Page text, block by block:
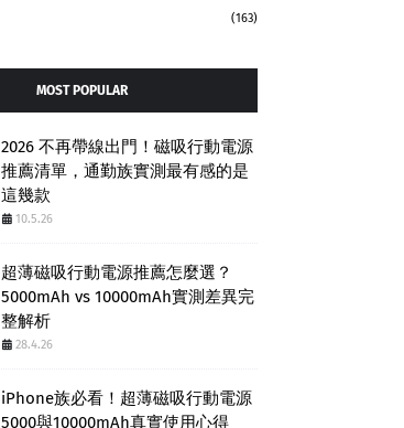
(163)
MOST POPULAR
2026 不再帶線出門！磁吸行動電源
推薦清單，通勤族實測最有感的是
這幾款
10.5.26
超薄磁吸行動電源推薦怎麼選？
5000mAh vs 10000mAh實測差異完
整解析
28.4.26
iPhone族必看！超薄磁吸行動電源
5000與10000mAh真實使用心得